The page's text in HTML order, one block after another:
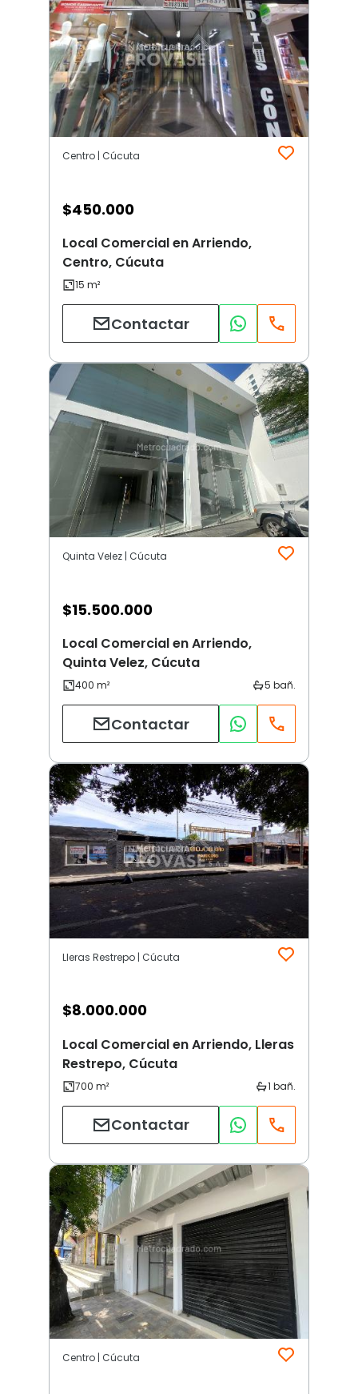
Centro | Cúcuta
$450.000
Local Comercial en Arriendo,
Centro, Cúcuta
Contactar
Quinta Velez | Cúcuta
$15.500.000
Local Comercial en Arriendo,
Quinta Velez, Cúcuta
Contactar
Lleras Restrepo | Cúcuta
$8.000.000
Local Comercial en Arriendo, Lleras
Restrepo, Cúcuta
Contactar
Centro | Cúcuta